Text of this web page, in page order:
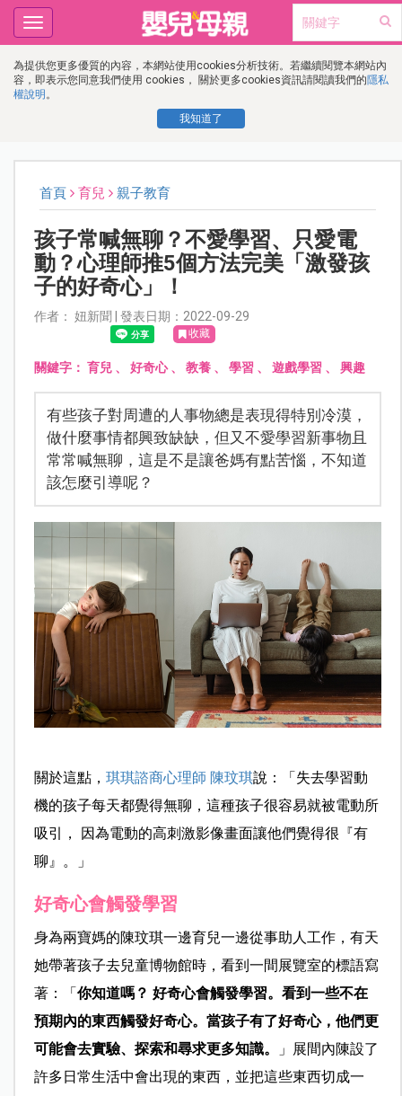
為提供您更多優質的內容，本網站使用cookies分析技術。若繼續閱覽本網站內
容，即表示您同意我們使用 cookies， 關於更多cookies資訊請閱讀我們的隱私
權說明 。
我知道了
Toggle
navigation
首頁 育兒 親子教育
孩子常喊無聊？不愛學習、只愛電
動？心理師推5個方法完美「激發孩
子的好奇心」！
作者： 妞新聞 | 發表日期：2022-09-29
收藏
關鍵字： 育兒、 好奇心、 教養、 學習 、 遊戲學習 、 興趣
有些孩子對周遭的人事物總是表現得特別冷漠，
做什麼事情都興致缺缺，但又不愛學習新事物且
常常喊無聊，這是不是讓爸媽有點苦惱，不知道
該怎麼引導呢？
關於這點， 琪琪諮商心理師 陳玟琪說：「失去學習動
機的孩子每天都覺得無聊，這種孩子很容易就被電動所
吸引， 因為電動的高刺激影像畫面讓他們覺得很『有
聊』。」
好奇心會觸發學習
身為兩寶媽的陳玟琪一邊育兒一邊從事助人工作，有天
她帶著孩子去兒童博物館時，看到一間展覽室的標語寫
著：「 你知道嗎？ 好奇心會觸發學習。看到一些不在
預期內的東西觸發好奇心。當孩子有了好奇心，他們更
可能會去實驗、探索和尋求更多知識。
」展間內陳設了
許多日常生活中會出現的東西，並把這些東西切成一